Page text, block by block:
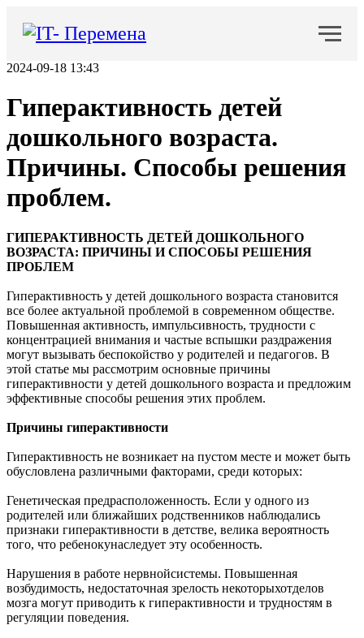
2024-09-18 13:43
Гиперактивность детей
дошкольного возраста.
Причины. Способы решения
проблем.
ГИПЕРАКТИВНОСТЬ ДЕТЕЙ ДОШКОЛЬНОГО
ВОЗРАСТА: ПРИЧИНЫ И СПОСОБЫ РЕШЕНИЯ
ПРОБЛЕМ
Гиперактивность у детей дошкольного возраста становится
все более актуальной проблемой в современном обществе.
Повышенная активность, импульсивность, трудности с
концентрацией внимания и частые вспышки раздражения
могут вызывать беспокойство у родителей и педагогов. В
этой статье мы рассмотрим основные причины
гиперактивности у детей дошкольного возраста и предложим
эффективные способы решения этих проблем.
Причины гиперактивности
Гиперактивность не возникает на пустом месте и может быть
обусловлена различными факторами, среди которых:
Генетическая предрасположенность. Если у одного из
родителей или ближайших родственников наблюдались
признаки гиперактивности в детстве, велика вероятность
того, что ребенокунаследует эту особенность.
Нарушения в работе нервнойсистемы. Повышенная
возбудимость, недостаточная зрелость некоторыхотделов
мозга могут приводить к гиперактивности и трудностям в
регуляции поведения.